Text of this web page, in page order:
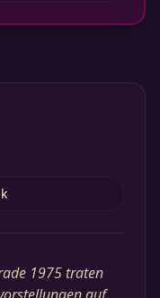
1975 traten